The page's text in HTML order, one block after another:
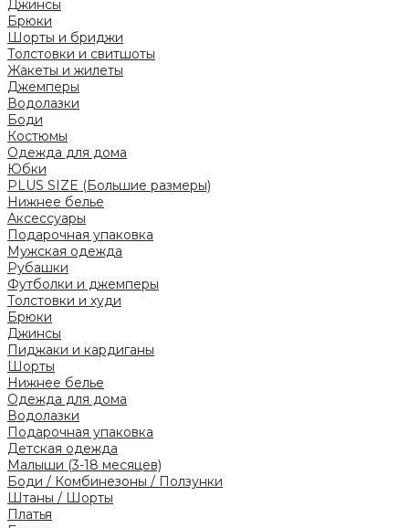
Джинсы
Брюки
Шорты и бриджи
Толстовки и свитшоты
Жакеты и жилеты
Джемперы
Водолазки
Боди
Костюмы
Одежда для дома
Юбки
PLUS SIZE (Большие размеры)
Нижнее белье
Аксессуары
Подарочная упаковка
Мужская одежда
Рубашки
Футболки и джемперы
Толстовки и худи
Брюки
Джинсы
Пиджаки и кардиганы
Шорты
Нижнее белье
Одежда для дома
Водолазки
Подарочная упаковка
Детская одежда
Малыши (3-18 месяцев)
Боди / Комбинезоны / Ползунки
Штаны / Шорты
Платья